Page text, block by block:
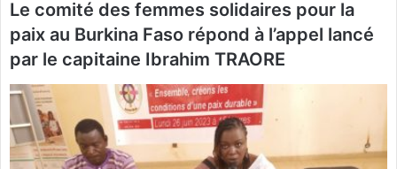
Le comité des femmes solidaires pour la
paix au Burkina Faso répond à l’appel lancé
par le capitaine Ibrahim TRAORE